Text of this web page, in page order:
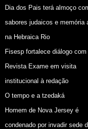
Dia dos Pais terá almoço
sabores judaicos e memória
na Hebraica Rio
Fisesp fortalece diálogo com
Revista Exame em visita
institucional à redação
O tempo e a tzedaká
Homem de Nova Jersey é
condenado por invadir sede